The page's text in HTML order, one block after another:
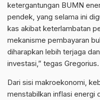
ketergantungan BUMN
pendek, yang selama ini
kas akibat keterlambatan
mekanisme pembayaran
diharapkan lebih terjaga
investasi,” tegas Gregorius.
Dari sisi makroekonomi,
menstabilkan inflasi energi